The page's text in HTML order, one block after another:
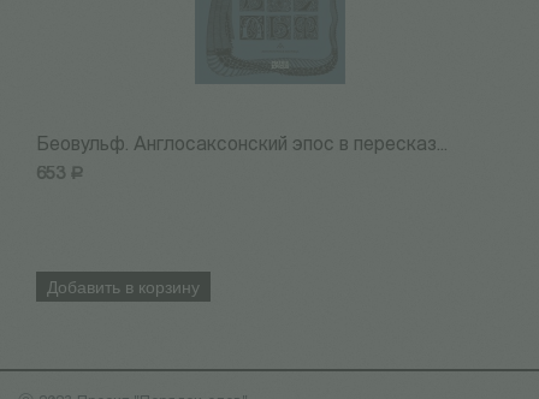
Беовульф. Англосаксонский эпос в пересказ...
653 Р
Добавить в корзину